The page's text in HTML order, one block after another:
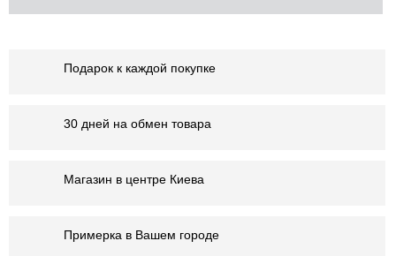
Подарок к каждой покупке
30 дней на обмен товара
Магазин в центре Киева
Примерка в Вашем городе